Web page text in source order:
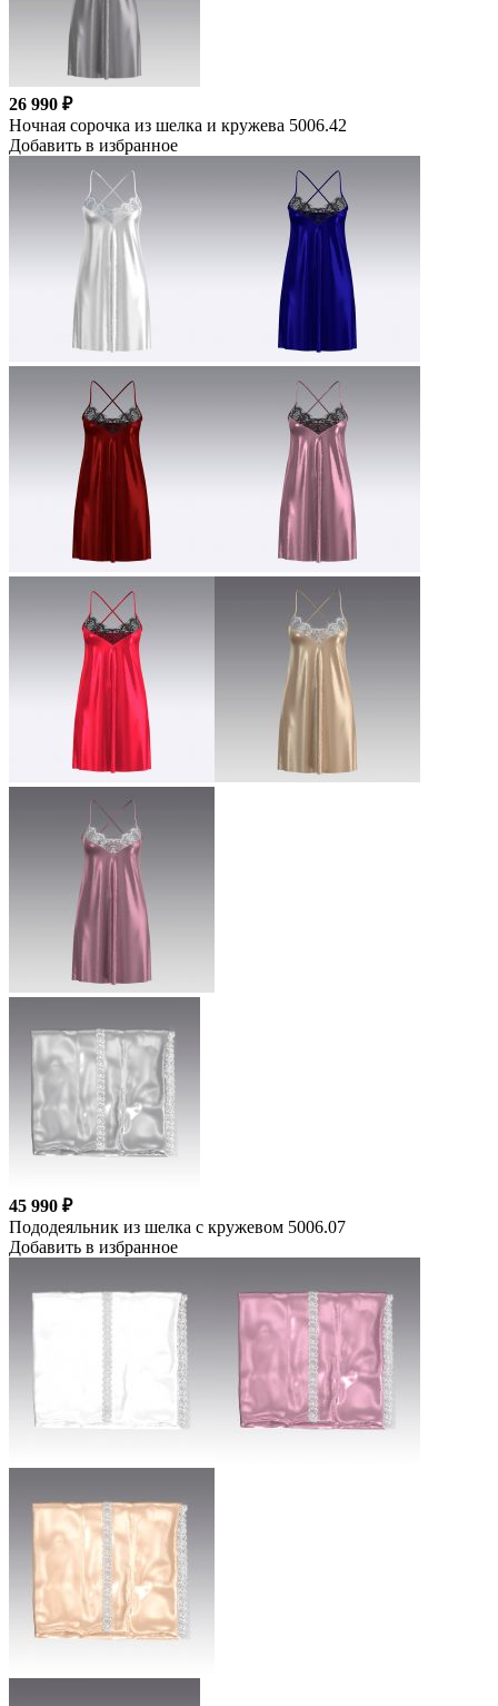
26 990 ₽
Ночная сорочка из шелка и кружева 5006.42
Добавить в избранное
45 990 ₽
Пододеяльник из шелка с кружевом 5006.07
Добавить в избранное